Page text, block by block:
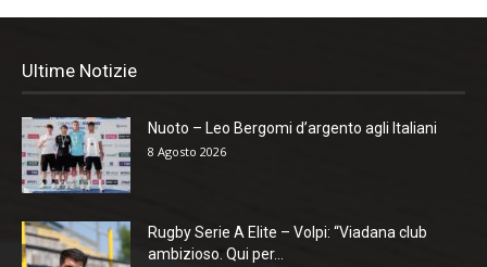
Ultime Notizie
Nuoto – Leo Bergomi d’argento agli Italiani
8 Agosto 2026
Rugby Serie A Elite – Volpi: “Viadana club
ambizioso. Qui per...